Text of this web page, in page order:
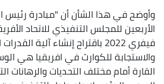
وأوضح في هذا الشأن أن "مبادرة رئيس
الأربعين للمجلس التنفيذي للاتحاد
فيفري 2022 باقتراح إنشاء آلية
والاستجابة للكوارث في افريقيا هي
القارة أمام مختلف التحديات والرهانات